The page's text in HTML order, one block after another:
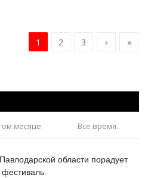
1 2 3 › »
месяце Все время
области порадует